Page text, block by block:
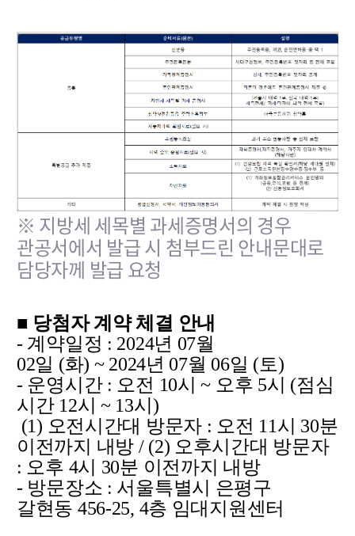
※ 지방세 세목별 과세증명서의 경우
관공서에서 발급 시 첨부드린 안내문대로
담당자께 발급 요청
■ 당첨자 계약 체결 안내
- 계약일정 : 2024년 07월
02일 (화) ~ 2024년 07월 06일 (토)
- 운영시간 : 오전 10시 ~ 오후 5시 (점심
시간 12시 ~ 13시)
(1) 오전시간대 방문자 : 오전 11시 30분
이전까지 내방 / (2) 오후시간대 방문자
: 오후 4시 30분 이전까지 내방
- 방문장소 : 서울특별시 은평구
갈현동 456-25, 4층 임대지원센터